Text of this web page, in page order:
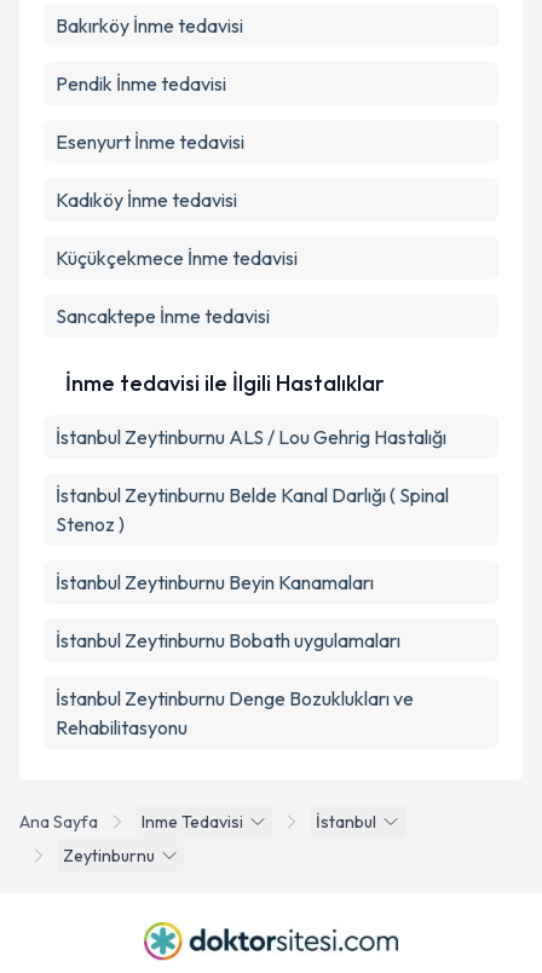
Ana Sayfa Inme Tedavisi
İstanbul
Zeytinburnu
Bakırköy İnme tedavisi
Pendik İnme tedavisi
Esenyurt İnme tedavisi
Kadıköy İnme tedavisi
Küçükçekmece İnme tedavisi
Sancaktepe İnme tedavisi
İnme tedavisi ile İlgili Hastalıklar
İstanbul Zeytinburnu ALS / Lou Gehrig Hastalığı
İstanbul Zeytinburnu Belde Kanal Darlığı ( Spinal
Stenoz )
İstanbul Zeytinburnu Beyin Kanamaları
İstanbul Zeytinburnu Bobath uygulamaları
İstanbul Zeytinburnu Denge Bozuklukları ve
Rehabilitasyonu